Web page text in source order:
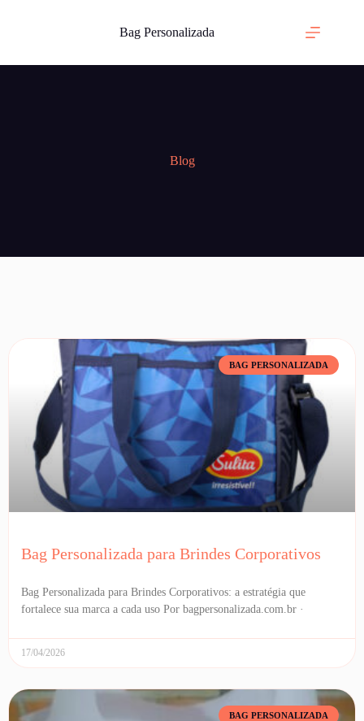
Bag Personalizada
Blog
BAG PERSONALIZADA
Bag Personalizada para Brindes Corporativos
Bag Personalizada para Brindes Corporativos: a estratégia que
fortalece sua marca a cada uso Por bagpersonalizada.com.br ·
17/04/2026
BAG PERSONALIZADA